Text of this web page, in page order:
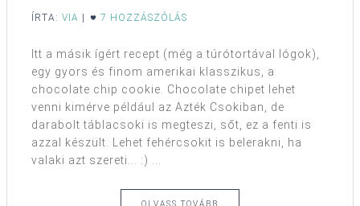
ÍRTA: VIA | 7 HOZZÁSZÓLÁS
Itt a másik ígért recept (még a túrótortával lógok),
egy gyors és finom amerikai klasszikus, a
chocolate chip cookie. Chocolate chipet lehet
venni kimérve például az Azték Csokiban, de
darabolt táblacsoki is megteszi, sőt, ez a fenti is
azzal készült. Lehet fehércsokit is belerakni, ha
valaki azt szereti... :) ...
OLVASS TOVÁBB